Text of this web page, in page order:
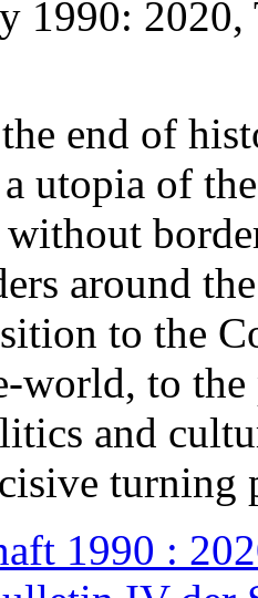
1990: 2020,
end of
utopia of
around
to the
world, to the
and
turning
1990 :